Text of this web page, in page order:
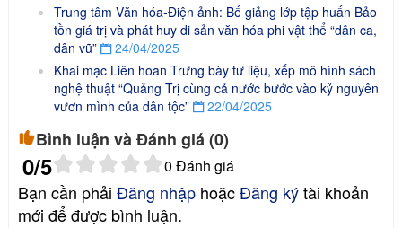
Trung tâm Văn hóa-Điện ảnh: Bế giảng lớp tập huấn Bảo
tồn giá trị và phát huy di sản văn hóa phi vật thể “dân ca,
dân vũ”
24/04/2025
Khai mạc Liên hoan Trưng bày tư liệu, xếp mô hình sách
nghệ thuật “Quảng Trị cùng cả nước bước vào kỷ nguyên
vươn mình của dân tộc”
22/04/2025
Bình luận và Đánh giá (0)
0/5 0 Đánh giá
Bạn cần phải Đăng nhập hoặcĐăng kýtài khoản
mới để được bình luận.